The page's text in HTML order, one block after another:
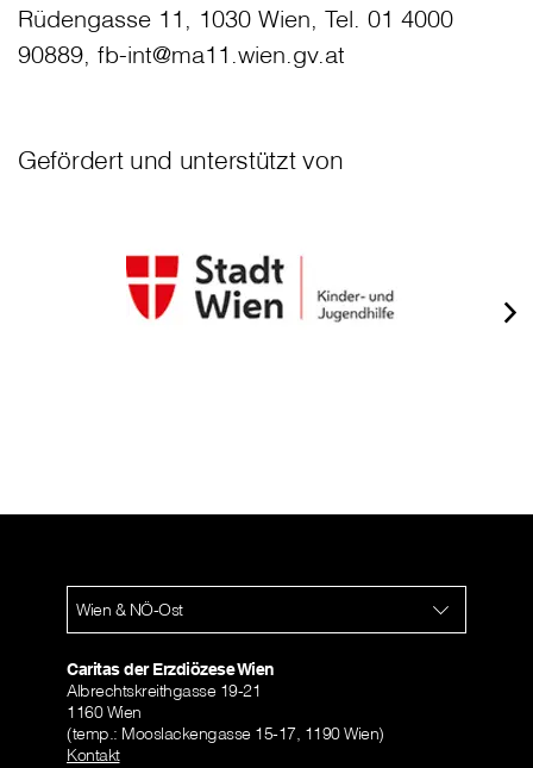
Rüdengasse 11, 1030 Wien, Tel. 01 4000
90889, fb-int@ma11.wien.gv.at
Gefördert und unterstützt von
Wien & NÖ-Ost
Caritas der Erzdiözese Wien
Albrechtskreithgasse 19-21
1160 Wien
(temp.: Mooslackengasse 15-17, 1190 Wien)
Kontakt